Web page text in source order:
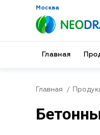
Москва
Главная
Главная